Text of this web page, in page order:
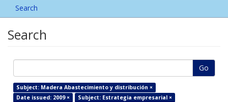
Search
Search
Go
Subject: Madera Abastecimiento y distribución ×
Date issued: 2009 ×
Subject: Estrategia empresarial ×